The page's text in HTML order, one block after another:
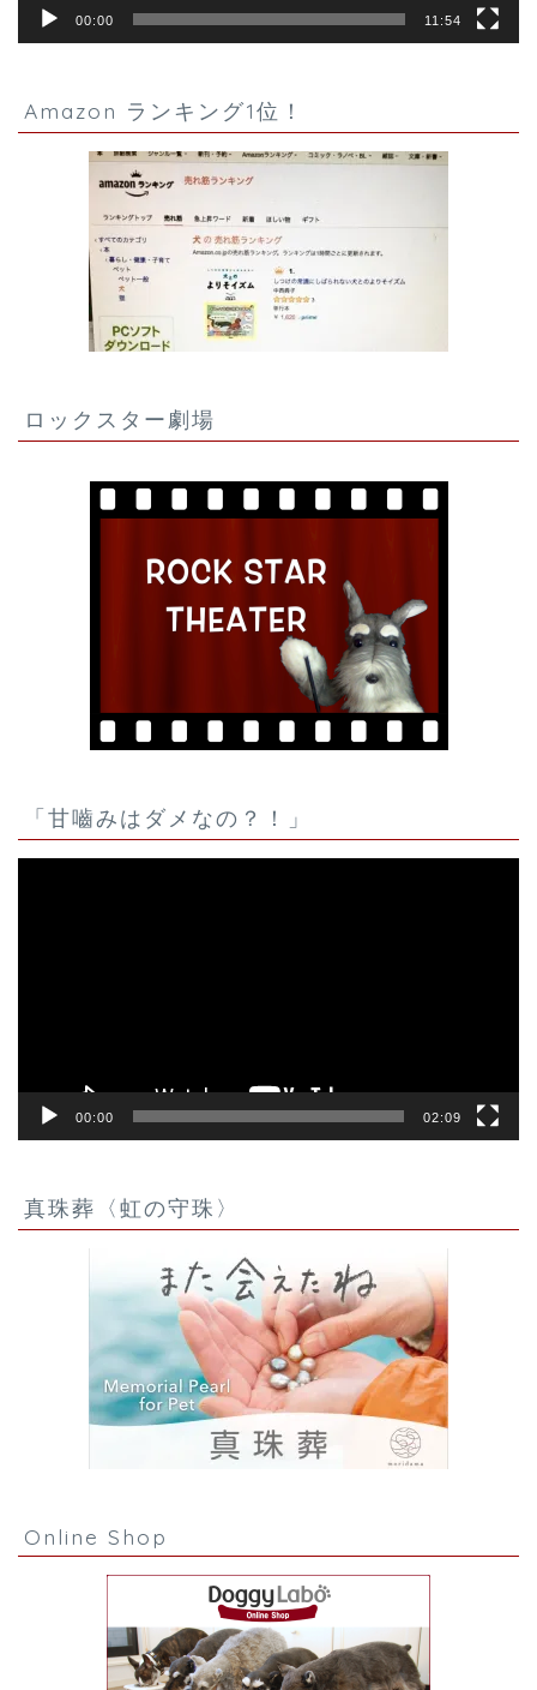
00:00 11:54
Amazon ランキング1位！
ロックスター劇場
「甘嚙みはダメなの？！」
00:00 02:09
真珠葬〈虹の守珠〉
Online Shop